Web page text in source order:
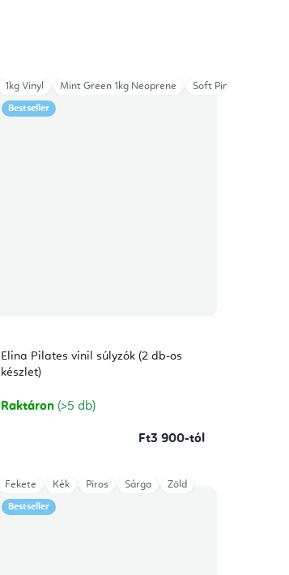
Bestseller
Elina Pilates vinil súlyzók (2 db-os
készlet)
Raktáron (>5 db)
Ft3 900-tól
1kg Vinyl Mint Green 1kg Neoprene Soft Pink 1kg
Bestseller
Fekete Kék Piros Sárga Zöld